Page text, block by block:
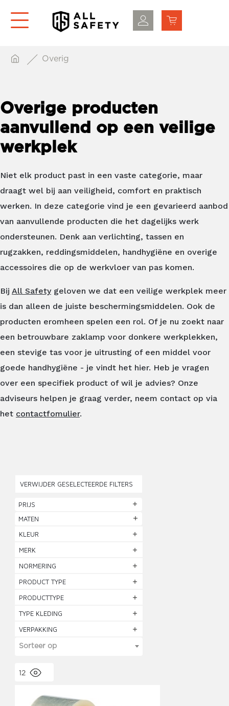
Overig
Overige producten
aanvullend op een veilige
werkplek
Niet elk product past in een vaste categorie, maar
draagt wel bij aan veiligheid, comfort en praktisch
werken. In deze categorie vind je een gevarieerd aanbod
van aanvullende producten die het dagelijks werk
ondersteunen. Denk aan verlichting, tassen en
rugzakken, reddingsmiddelen, handhygiëne en overige
accessoires die op de werkvloer van pas komen.
Bij All Safetygeloven we dat een veilige werkplek meer
is dan alleen de juiste beschermingsmiddelen. Ook de
producten eromheen spelen een rol. Of je nu zoekt naar
een betrouwbare zaklamp voor donkere werkplekken,
een stevige tas voor je uitrusting of een middel voor
goede handhygiëne - je vindt het hier. Heb je vragen
over een specifiek product of wil je advies? Onze
adviseurs helpen je graag verder, neem contact op via
het contactfomulier.
VERWIJDER GESELECTEERDE FILTERS
PRIJS
MATEN
KLEUR
MERK
NORMERING
PRODUCT TYPE
PRODUCTTYPE
TYPE KLEDING
VERPAKKING
Sorteer op
12